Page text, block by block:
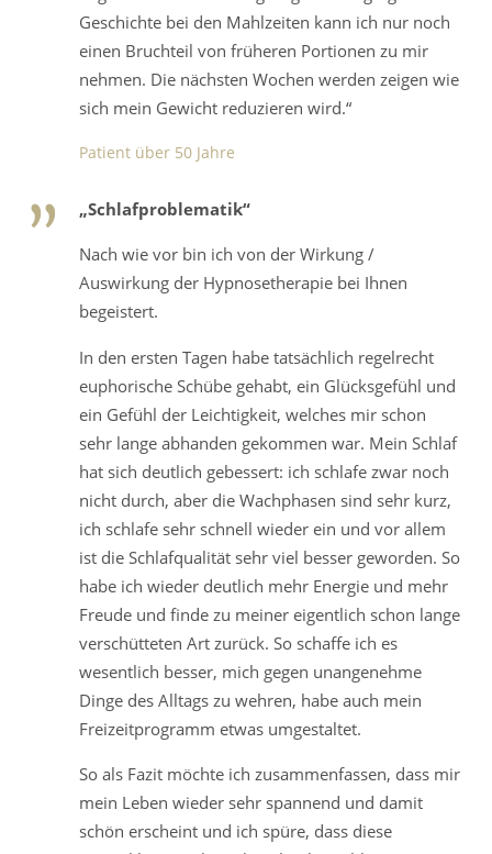
Geschichte bei den Mahlzeiten kann ich nur noch
einen Bruchteil von früheren Portionen zu mir
nehmen. Die nächsten Wochen werden zeigen wie
sich mein Gewicht reduzieren wird.“
Patient über 50 Jahre
„Schlafproblematik“
Nach wie vor bin ich von der Wirkung /
Auswirkung der Hypnosetherapie bei Ihnen
begeistert.
In den ersten Tagen habe tatsächlich regelrecht
euphorische Schübe gehabt, ein Glücksgefühl und
ein Gefühl der Leichtigkeit, welches mir schon
sehr lange abhanden gekommen war. Mein Schlaf
hat sich deutlich gebessert: ich schlafe zwar noch
nicht durch, aber die Wachphasen sind sehr kurz,
ich schlafe sehr schnell wieder ein und vor allem
ist die Schlafqualität sehr viel besser geworden. So
habe ich wieder deutlich mehr Energie und mehr
Freude und finde zu meiner eigentlich schon lange
verschütteten Art zurück. So schaffe ich es
wesentlich besser, mich gegen unangenehme
Dinge des Alltags zu wehren, habe auch mein
Freizeitprogramm etwas umgestaltet.
So als Fazit möchte ich zusammenfassen, dass mir
mein Leben wieder sehr spannend und damit
schön erscheint und ich spüre, dass diese